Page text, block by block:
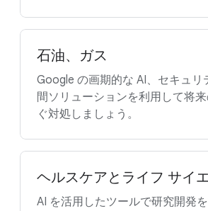
石油、ガス
Google の画期的な AI、セキュリ
間ソリューションを利用して将
ぐ対処しましょう。
ヘルスケアとライフ サイ
AI を活用したツールで研究開発